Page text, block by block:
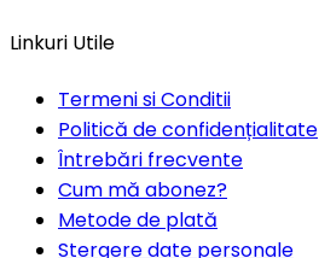
Linkuri Utile
Termeni si Conditii
Politică de confidențialitate
Întrebări frecvente
Cum mă abonez?
Metode de plată
Stergere date personale